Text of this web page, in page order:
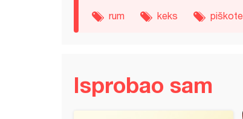
rum keks piškote
Isprobao sam